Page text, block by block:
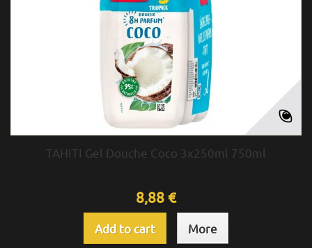
TAHITI Gel Douche Coco 3x250ml 750ml
8,88 €
Add to cart More